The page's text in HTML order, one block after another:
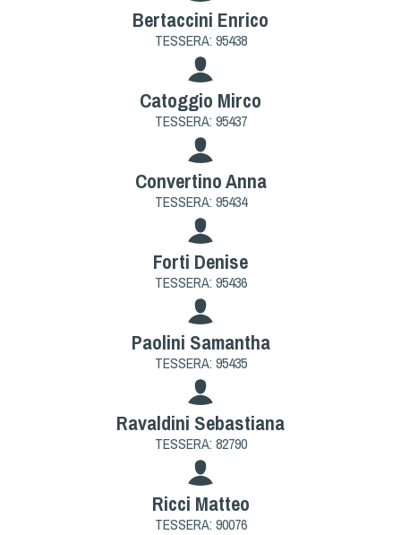
Bertaccini Enrico
TESSERA: 95438
Catoggio Mirco
TESSERA: 95437
Convertino Anna
TESSERA: 95434
Forti Denise
TESSERA: 95436
Paolini Samantha
TESSERA: 95435
Ravaldini Sebastiana
TESSERA: 82790
Ricci Matteo
TESSERA: 90076
Retriever Sport
Ricerca Tartufo
Sheepdog
Sport acquatici
Treibball
Ipo Delta
Freestyle
Protezione civile Sportiva
Cinofilia Venatoria
Sleddog